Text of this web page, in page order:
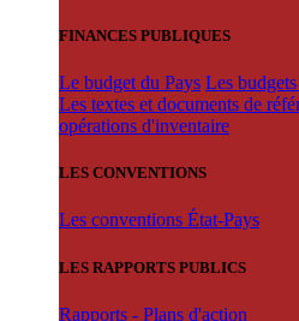
FINANCES PUBLIQUES
Le budget du Pays Les
Les textes et documents de
opérations d'inventaire
LES CONVENTIONS
Les conventions État-Pays
LES RAPPORTS PUBLICS
Rapports - Plans d'action